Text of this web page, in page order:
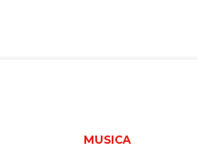
MUSICA